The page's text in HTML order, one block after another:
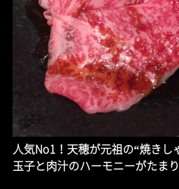
人気No1！天穂が元祖の“焼きし
玉子と肉汁のハーモニーがたまり